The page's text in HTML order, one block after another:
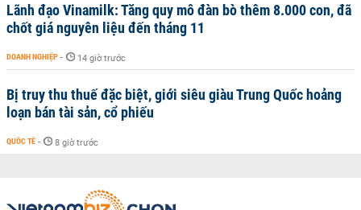
Lãnh đạo Vinamilk: Tăng quy mô đàn bò thêm 8.000 con, đã
chốt giá nguyên liệu đến tháng 11
DOANH NGHIỆP - 14 giờ trước
Bị truy thu thuế đặc biệt, giới siêu giàu Trung Quốc hoảng
loạn bán tài sản, cổ phiếu
QUỐC TẾ - 8 giờ trước